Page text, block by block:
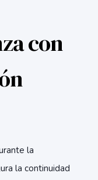
con
la
la continuidad